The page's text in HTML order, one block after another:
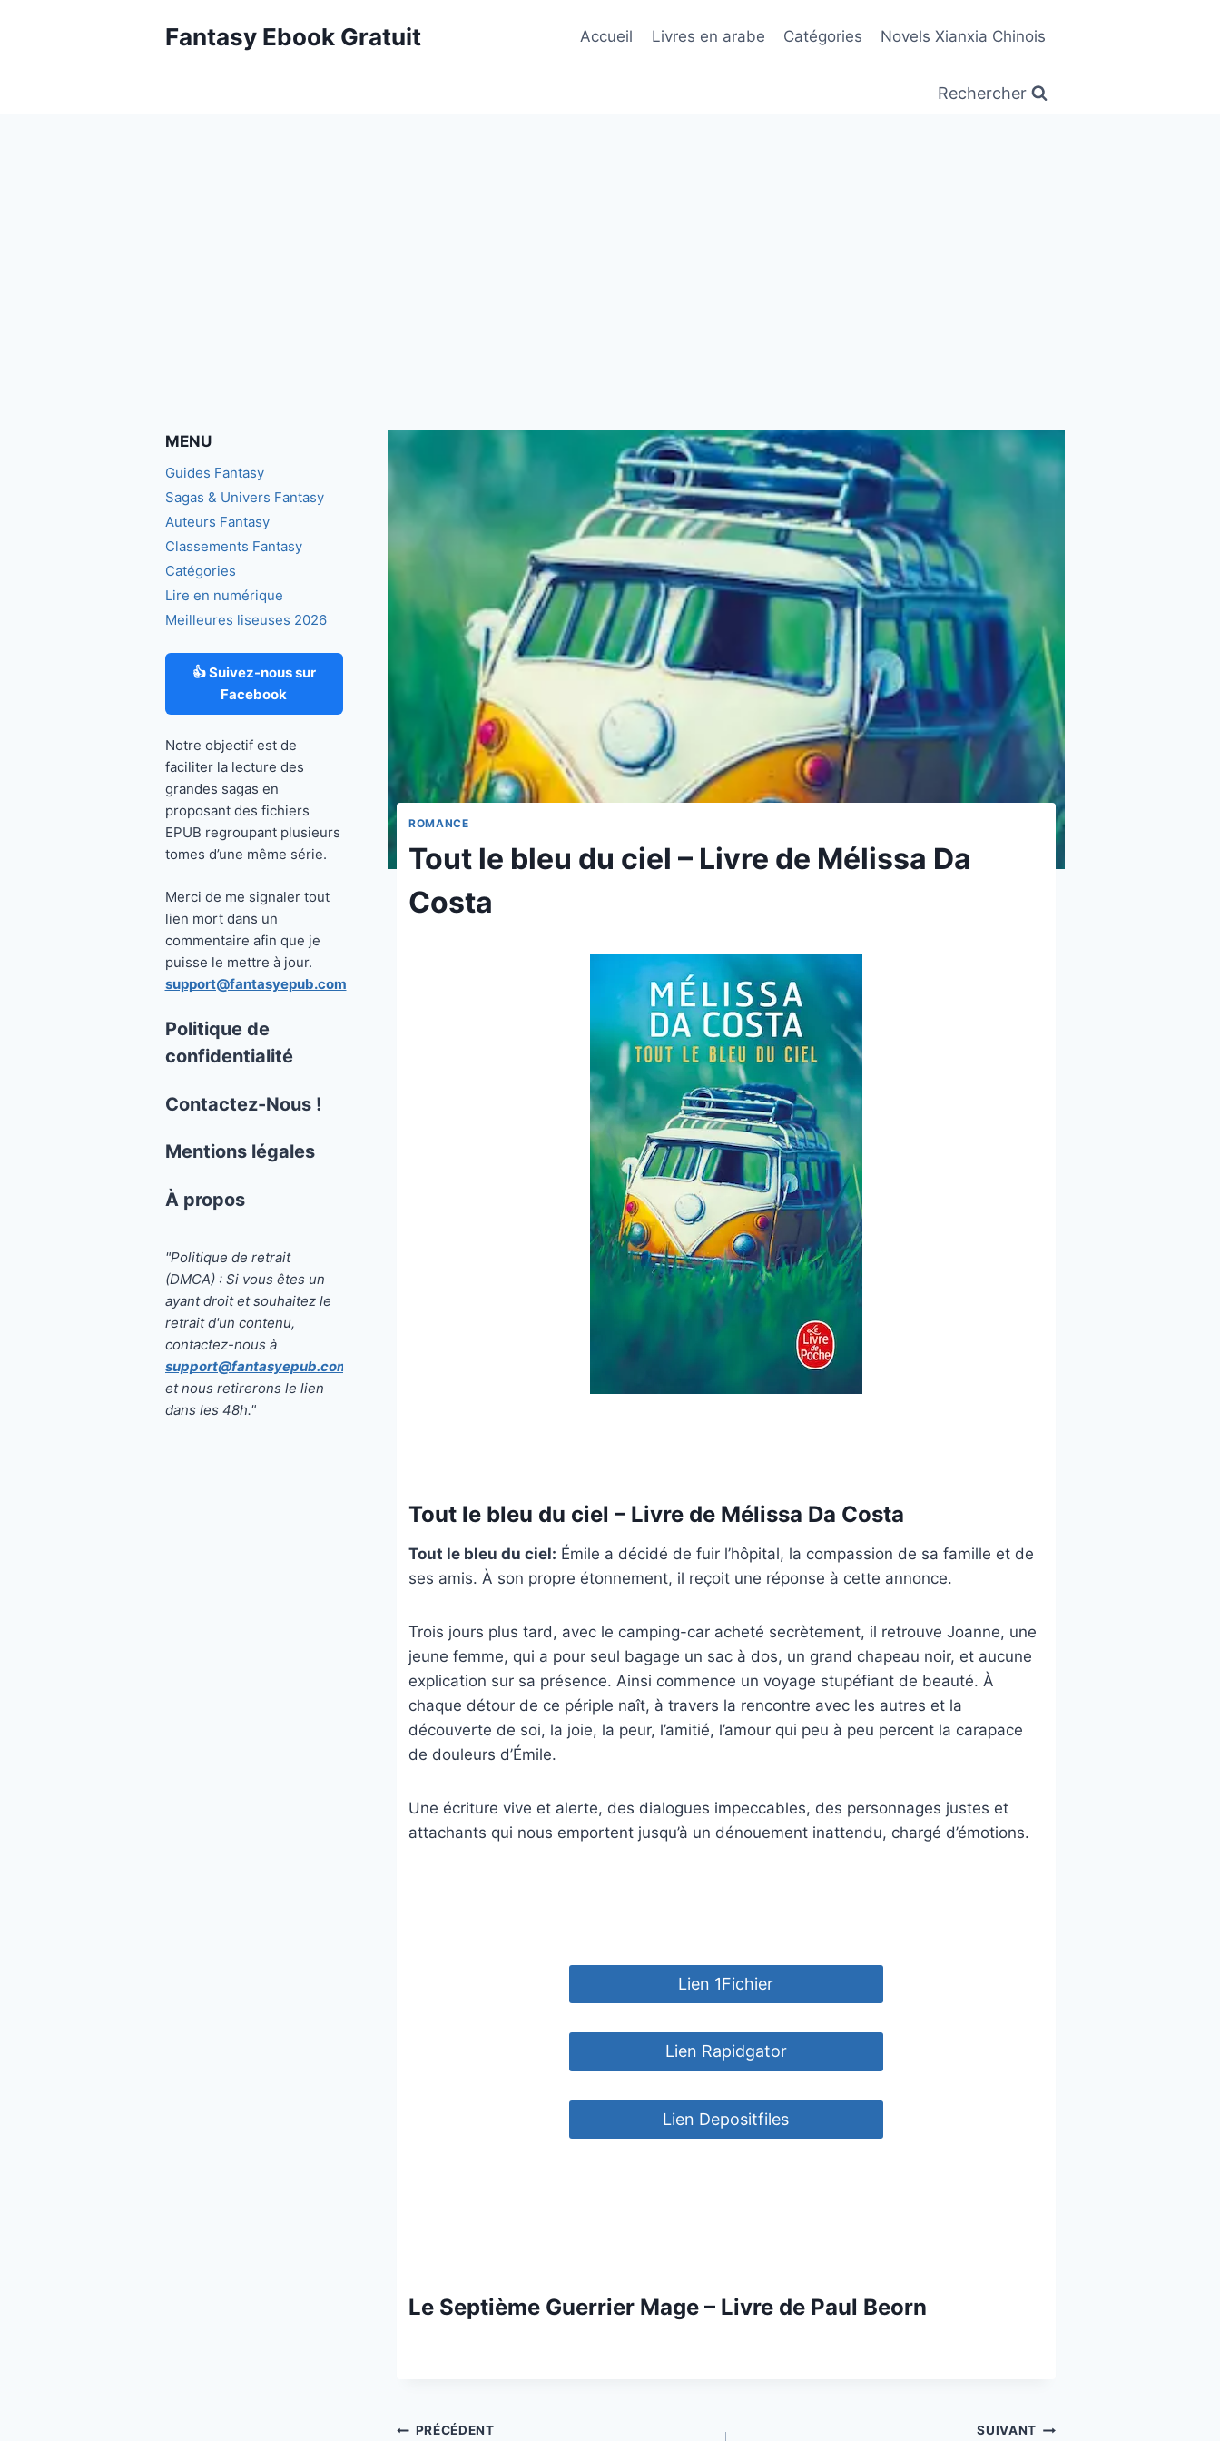
Fantasy Ebook Gratuit Accueil Livres en arabe Catégories Novels Xianxia Chinois
Rechercher
ROMANCE
Tout le bleu du ciel – Livre de Mélissa Da
Costa
Tout le bleu du ciel – Livre de Mélissa Da Costa
Tout le bleu du ciel: Émile a décidé de fuir l’hôpital, la compassion de sa famille et de
ses amis. À son propre étonnement, il reçoit une réponse à cette annonce.
Trois jours plus tard, avec le camping-car acheté secrètement, il retrouve Joanne, une
jeune femme, qui a pour seul bagage un sac à dos, un grand chapeau noir, et aucune
explication sur sa présence. Ainsi commence un voyage stupéfiant de beauté. À
chaque détour de ce périple naît, à travers la rencontre avec les autres et la
découverte de soi, la joie, la peur, l’amitié, l’amour qui peu à peu percent la carapace
de douleurs d’Émile.
Une écriture vive et alerte, des dialogues impeccables, des personnages justes et
attachants qui nous emportent jusqu’à un dénouement inattendu, chargé d’émotions.
Lien 1Fichier
Lien Rapidgator
Lien Depositfiles
Le Septième Guerrier Mage – Livre de Paul Beorn
PRÉCÉDENT SUIVANT
MENU
Guides Fantasy
Sagas & Univers Fantasy
Auteurs Fantasy
Classements Fantasy
Catégories
Lire en numérique
Meilleures liseuses 2026
👍 Suivez-nous sur
Facebook
Notre objectif est de
faciliter la lecture des
grandes sagas en
proposant des fichiers
EPUB regroupant plusieurs
tomes d’une même série.
Merci de me signaler tout
lien mort dans un
commentaire afin que je
puisse le mettre à jour.
support@fantasyepub.com
Politique de
confidentialité
Contactez-Nous !
Mentions légales
À propos
"Politique de retrait
(DMCA) : Si vous êtes un
ayant droit et souhaitez le
retrait d'un contenu,
contactez-nous à
support@fantasyepub.com
et nous retirerons le lien
dans les 48h."